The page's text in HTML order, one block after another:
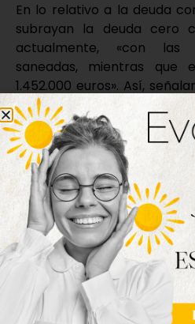
En lo relativo a la deuda
subrayan la deuda cero
actualmente, «con las
saneadas, mientras que
1.452.000 euros». Así,
2019 el Ayuntamiento
anuales al pago de
créditos bancarios, al cierre
se ha destinado ninguna
Consistorio ha
procedentes de la
bancarias. «Hemos pasado
bancos a que los
Ayuntamiento».
En materia de empleo,
hay 398 personas